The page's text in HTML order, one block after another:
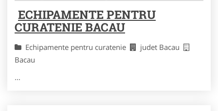
ECHIPAMENTE PENTRU
CURATENIE BACAU
Echipamente pentru curatenie
judet Bacau
Bacau
...